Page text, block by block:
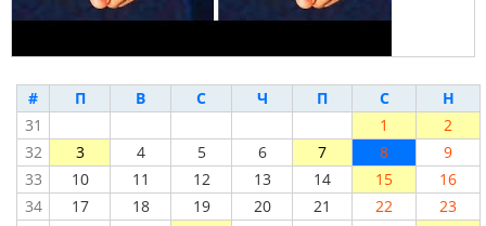
# П В С Ч П С
Н
31
1
2
32
3 4 5 6 7 8
9
33
10 11 12 13 14 15
16
34
17 18 19 20 21 22
23